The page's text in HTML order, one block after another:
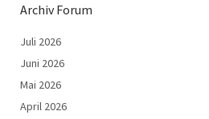
Archiv Forum
Juli 2026
Juni 2026
Mai 2026
April 2026